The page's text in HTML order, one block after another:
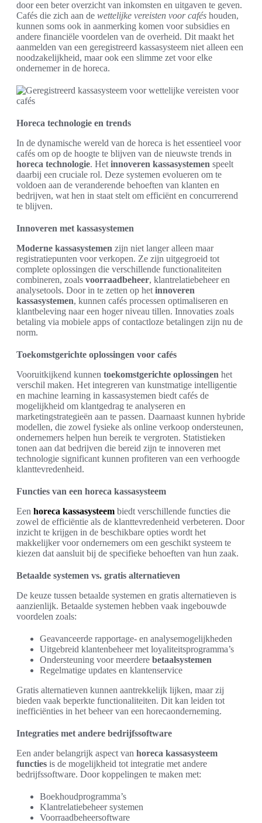
door een beter overzicht van inkomsten en uitgaven te geven.
Cafés die zich aan de wettelijke vereisten voor cafés houden,
kunnen soms ook in aanmerking komen voor subsidies en
andere financiële voordelen van de overheid. Dit maakt het
aanmelden van een geregistreerd kassasysteem niet alleen een
noodzakelijkheid, maar ook een slimme zet voor elke
ondernemer in de horeca.
Horeca technologie en trends
In de dynamische wereld van de horeca is het essentieel voor
cafés om op de hoogte te blijven van de nieuwste trends in
horeca technologie. Het innoveren kassasystemen speelt
daarbij een cruciale rol. Deze systemen evolueren om te
voldoen aan de veranderende behoeften van klanten en
bedrijven, wat hen in staat stelt om efficiënt en concurrerend
te blijven.
Innoveren met kassasystemen
Moderne kassasystemen zijn niet langer alleen maar
registratiepunten voor verkopen. Ze zijn uitgegroeid tot
complete oplossingen die verschillende functionaliteiten
combineren, zoals voorraadbeheer, klantrelatiebeheer en
analysetools. Door in te zetten op het innoveren
kassasystemen, kunnen cafés processen optimaliseren en
klantbeleving naar een hoger niveau tillen. Innovaties zoals
betaling via mobiele apps of contactloze betalingen zijn nu de
norm.
Toekomstgerichte oplossingen voor cafés
Vooruitkijkend kunnen toekomstgerichte oplossingen het
verschil maken. Het integreren van kunstmatige intelligentie
en machine learning in kassasystemen biedt cafés de
mogelijkheid om klantgedrag te analyseren en
marketingstrategieën aan te passen. Daarnaast kunnen hybride
modellen, die zowel fysieke als online verkoop ondersteunen,
ondernemers helpen hun bereik te vergroten. Statistieken
tonen aan dat bedrijven die bereid zijn te innoveren met
technologie significant kunnen profiteren van een verhoogde
klanttevredenheid.
Functies van een horeca kassasysteem
Een horeca kassasysteem biedt verschillende functies die
zowel de efficiëntie als de klanttevredenheid verbeteren. Door
inzicht te krijgen in de beschikbare opties wordt het
makkelijker voor ondernemers om een geschikt systeem te
kiezen dat aansluit bij de specifieke behoeften van hun zaak.
Betaalde systemen vs. gratis alternatieven
De keuze tussen betaalde systemen en gratis alternatieven is
aanzienlijk. Betaalde systemen hebben vaak ingebouwde
voordelen zoals:
Geavanceerde rapportage- en analysemogelijkheden
Uitgebreid klantenbeheer met loyaliteitsprogramma’s
Ondersteuning voor meerdere betaalsystemen
Regelmatige updates en klantenservice
Gratis alternatieven kunnen aantrekkelijk lijken, maar zij
bieden vaak beperkte functionaliteiten. Dit kan leiden tot
inefficiënties in het beheer van een horecaonderneming.
Integraties met andere bedrijfssoftware
Een ander belangrijk aspect van horeca kassasysteem
functies is de mogelijkheid tot integratie met andere
bedrijfssoftware. Door koppelingen te maken met:
Boekhoudprogramma’s
Klantrelatiebeheer systemen
Voorraadbeheersoftware